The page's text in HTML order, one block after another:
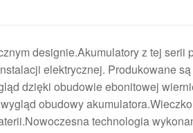
designie.Akumulatory z tej serii
elektrycznej. Produkowane
dzięki obudowie ebonitowej
obudowy
technologia